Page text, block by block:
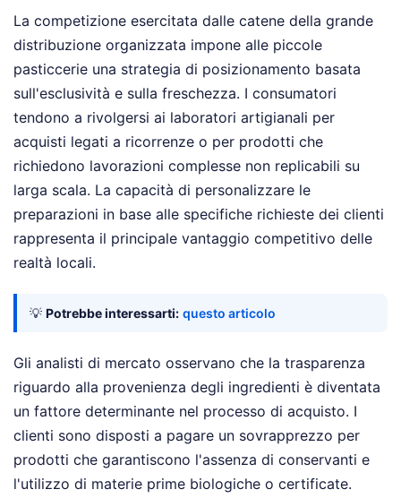
La competizione esercitata dalle catene della grande
distribuzione organizzata impone alle piccole
pasticcerie una strategia di posizionamento basata
sull'esclusività e sulla freschezza. I consumatori
tendono a rivolgersi ai laboratori artigianali per
acquisti legati a ricorrenze o per prodotti che
richiedono lavorazioni complesse non replicabili su
larga scala. La capacità di personalizzare le
preparazioni in base alle specifiche richieste dei clienti
rappresenta il principale vantaggio competitivo delle
realtà locali.
💡 Potrebbe interessarti: questo articolo
Gli analisti di mercato osservano che la trasparenza
riguardo alla provenienza degli ingredienti è diventata
un fattore determinante nel processo di acquisto. I
clienti sono disposti a pagare un sovrapprezzo per
prodotti che garantiscono l'assenza di conservanti e
l'utilizzo di materie prime biologiche o certificate.